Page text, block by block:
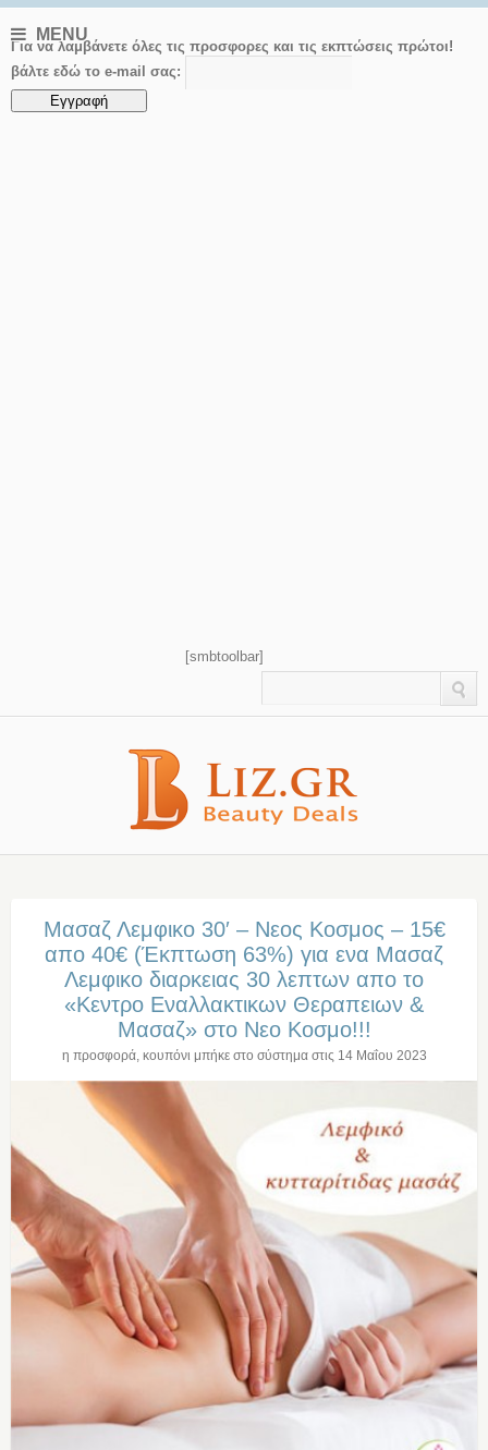
MENU
Για να λαμβάνετε όλες τις προσφορες και τις εκπτώσεις πρώτοι!
βάλτε εδώ το e-mail σας:
[smbtoolbar]
Μασαζ Λεμφικο 30′ – Νεος Κοσμος – 15€
απο 40€ (Έκπτωση 63%) για ενα Μασαζ
Λεμφικο διαρκειας 30 λεπτων απο το
«Κεντρο Εναλλακτικων Θεραπειων &
Μασαζ» στο Νεο Κοσμο!!!
η προσφορά, κουπόνι μπήκε στο σύστημα στις 14 Μαΐου 2023